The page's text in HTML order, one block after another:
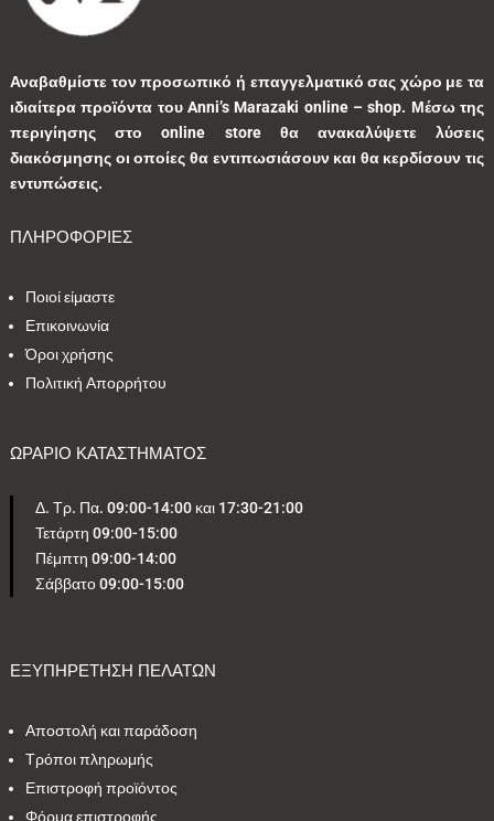
Αναβαθμίστε τον προσωπικό ή επαγγελματικό σας χώρο με τα
ιδιαίτερα προϊόντα του Anni’s Marazaki online – shop. Μέσω της
περιγίησης στο online store θα ανακαλύψετε λύσεις
διακόσμησης οι οποίες θα εντιπωσιάσουν και θα κερδίσουν τις
εντυπώσεις.
ΠΛΗΡΟΦΟΡΙΕΣ
Ποιοί είμαστε
Επικοινωνία
Όροι χρήσης
Πολιτική Απορρήτου
ΩΡΑΡΙΟ ΚΑΤΑΣΤΗΜΑΤΟΣ
Δ. Τρ. Πα. 09:00-14:00 και 17:30-21:00
Τετάρτη 09:00-15:00
Πέμπτη 09:00-14:00
Σάββατο 09:00-15:00
ΕΞΥΠΗΡΕΤΗΣΗ ΠΕΛΑΤΩΝ
Αποστολή και παράδοση
Τρόποι πληρωμής
Επιστροφή προϊόντος
Φόρμα επιστροφής